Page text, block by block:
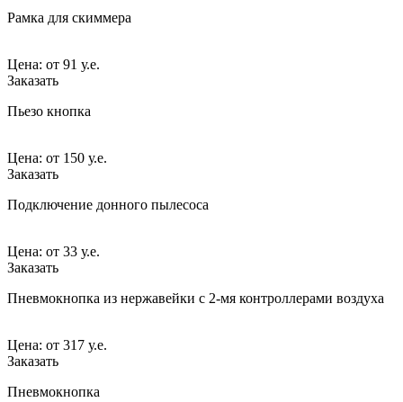
Рамка для скиммера
Цена: от 91 у.е.
Заказать
Пьезо кнопка
Цена: от 150 у.е.
Заказать
Подключение донного пылесоса
Цена: от 33 у.е.
Заказать
Пневмокнопка из нержавейки с 2-мя контроллерами воздуха
Цена: от 317 у.е.
Заказать
Пневмокнопка